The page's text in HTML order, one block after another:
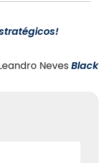
Neves Black